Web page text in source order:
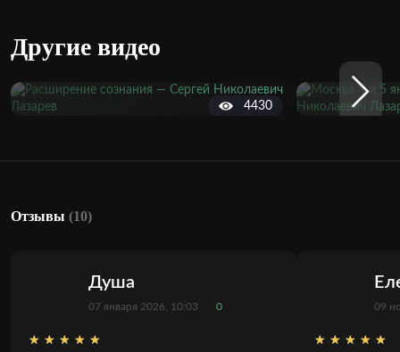
Другие видео
4430
Отзывы (10)
Душа
07 января 2026, 10:03 0 09